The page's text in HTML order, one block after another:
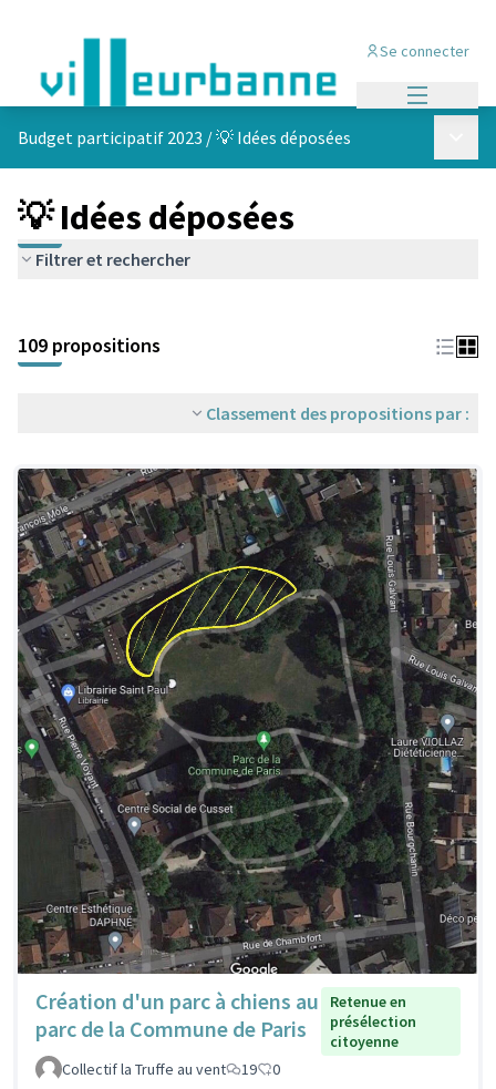
Se connecter
Budget participatif 2023 /💡 Idées déposées
💡 Idées déposées
Filtrer et rechercher
+
−
109 propositions
Classement des propositions par :
Création d'un parc à chiens au
parc de la Commune de Paris
Retenue en
présélection
citoyenne
Collectif la Truffe au vent
19 0